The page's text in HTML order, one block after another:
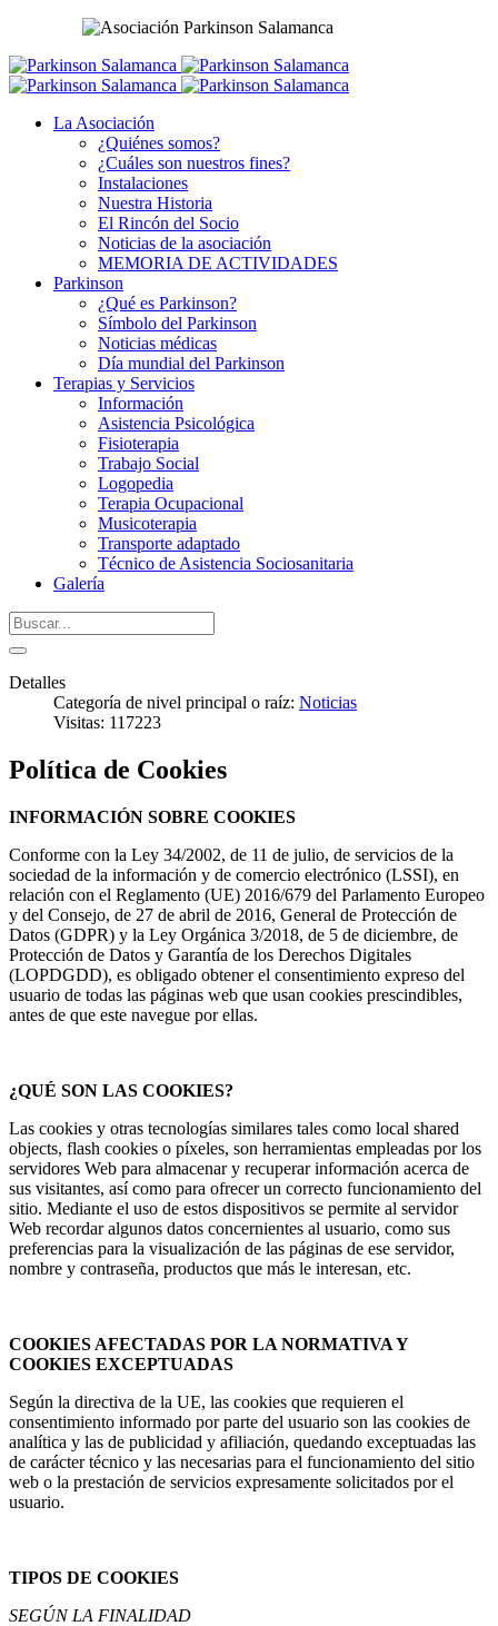
La Asociación
¿Quiénes somos?
¿Cuáles son nuestros fines?
Instalaciones
Nuestra Historia
El Rincón del Socio
Noticias de la asociación
MEMORIA DE ACTIVIDADES
Parkinson
¿Qué es Parkinson?
Símbolo del Parkinson
Noticias médicas
Día mundial del Parkinson
Terapias y Servicios
Información
Asistencia Psicológica
Fisioterapia
Trabajo Social
Logopedia
Terapia Ocupacional
Musicoterapia
Transporte adaptado
Técnico de Asistencia Sociosanitaria
Galería
Detalles
Categoría de nivel principal o raíz: Noticias
Visitas: 117223
Política de Cookies
INFORMACIÓN SOBRE COOKIES
Conforme con la Ley 34/2002, de 11 de julio, de servicios de la
sociedad de la información y de comercio electrónico (LSSI), en
relación con el Reglamento (UE) 2016/679 del Parlamento Europeo
y del Consejo, de 27 de abril de 2016, General de Protección de
Datos (GDPR) y la Ley Orgánica 3/2018, de 5 de diciembre, de
Protección de Datos y Garantía de los Derechos Digitales
(LOPDGDD), es obligado obtener el consentimiento expreso del
usuario de todas las páginas web que usan cookies prescindibles,
antes de que este navegue por ellas.
¿QUÉ SON LAS COOKIES?
Las cookies y otras tecnologías similares tales como local shared
objects, flash cookies o píxeles, son herramientas empleadas por los
servidores Web para almacenar y recuperar información acerca de
sus visitantes, así como para ofrecer un correcto funcionamiento del
sitio. Mediante el uso de estos dispositivos se permite al servidor
Web recordar algunos datos concernientes al usuario, como sus
preferencias para la visualización de las páginas de ese servidor,
nombre y contraseña, productos que más le interesan, etc.
COOKIES AFECTADAS POR LA NORMATIVA Y
COOKIES EXCEPTUADAS
Según la directiva de la UE, las cookies que requieren el
consentimiento informado por parte del usuario son las cookies de
analítica y las de publicidad y afiliación, quedando exceptuadas las
de carácter técnico y las necesarias para el funcionamiento del sitio
web o la prestación de servicios expresamente solicitados por el
usuario.
TIPOS DE COOKIES
SEGÚN LA FINALIDAD